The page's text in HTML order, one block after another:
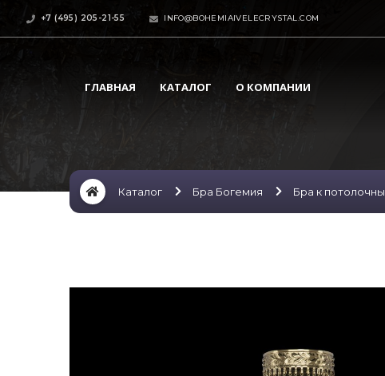
+7 (495) 205-21-55 INFO@BOHEMIAIVELECRYSTAL.COM
ГЛАВНАЯ КАТАЛОГ О КОМПАНИИ
Каталог Бра Богемия Бра к